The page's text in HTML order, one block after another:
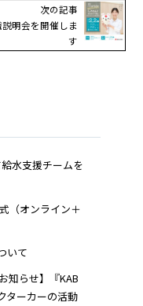
次の記事
明会を開催しま
す
水支援チームを
（オンライン＋
いて
知らせ】『KAB
ターカーの活動